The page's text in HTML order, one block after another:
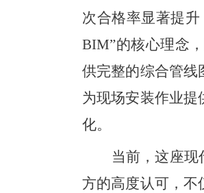
次合格率显著提
BIM”的核心理念
供完整的综合管线
为现场安装作业
化。
当前，这座
方的高度认可，不